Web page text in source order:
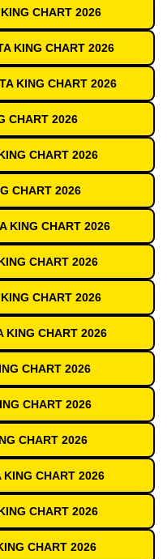
CHART 2026
KING CHART 2026
KING CHART 2026
CHART 2026
CHART 2026
CHART 2026
KING CHART 2026
CHART 2026
CHART 2026
KING CHART 2026
CHART 2026
CHART 2026
CHART 2026
KING CHART 2026
CHART 2026
CHART 2026